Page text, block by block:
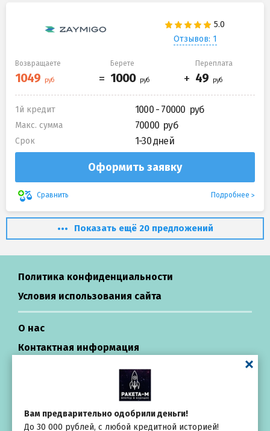
Отзывов: 1
Возвращаете Берете Переплата
1й кредит 1000 - 70000
Макс. сумма 70000
Срок 1-30 дней
Оформить заявку
Сравнить Подробнее
Вам предварительно одобрили деньги!
До 30 000 рублей, с любой кредитной историей!
Показать ещё 20 предложений
Политика конфиденциальности
Условия использования сайта
О нас
Контактная информация
Займы в России